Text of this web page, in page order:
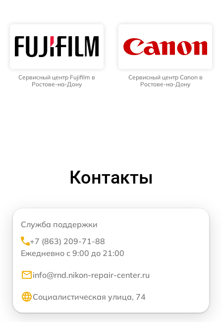
Сервисный центр Fujifilm в
Ростове-на-Дону
Сервисный центр Canon в
Ростове-на-Дону
Контакты
Служба поддержки
+7 (863) 209-71-88
Ежедневно с 9:00 до 21:00
info@rnd.nikon-repair-center.ru
Социалистическая улица, 74